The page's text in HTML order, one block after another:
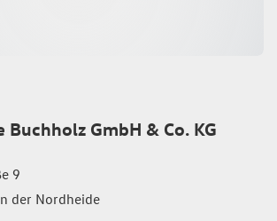
GmbH & Co. KG
9
der Nordheide